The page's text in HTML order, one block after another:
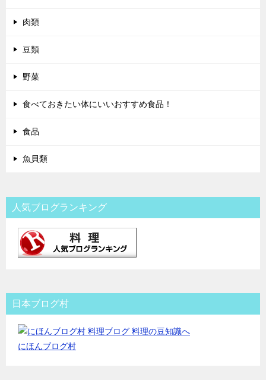
肉類
豆類
野菜
食べておきたい体にいいおすすめ食品！
食品
魚貝類
人気ブログランキング
日本ブログ村
にほんブログ村